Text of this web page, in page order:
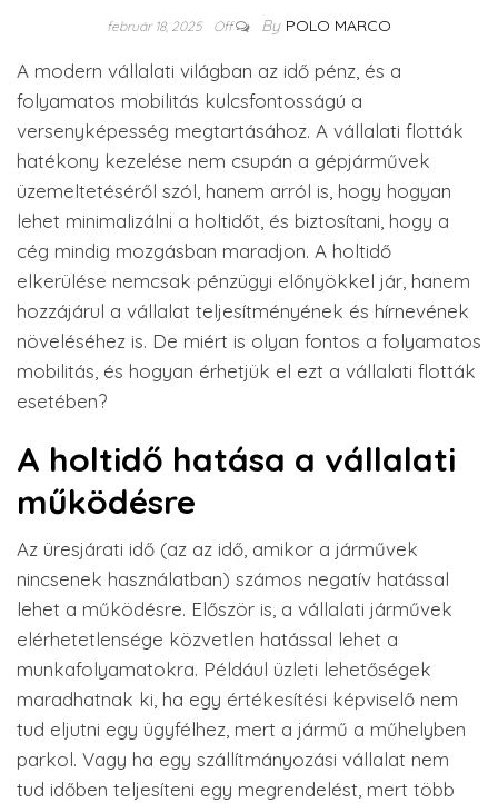
február 18, 2025 Off By POLO MARCO
A modern vállalati világban az idő pénz, és a
folyamatos mobilitás kulcsfontosságú a
versenyképesség megtartásához. A vállalati flották
hatékony kezelése nem csupán a gépjárművek
üzemeltetéséről szól, hanem arról is, hogy hogyan
lehet minimalizálni a holtidőt, és biztosítani, hogy a
cég mindig mozgásban maradjon. A holtidő
elkerülése nemcsak pénzügyi előnyökkel jár, hanem
hozzájárul a vállalat teljesítményének és hírnevének
növeléséhez is. De miért is olyan fontos a folyamatos
mobilitás, és hogyan érhetjük el ezt a vállalati flották
esetében?
A holtidő hatása a vállalati
működésre
Az üresjárati idő (az az idő, amikor a járművek
nincsenek használatban) számos negatív hatással
lehet a működésre. Először is, a vállalati járművek
elérhetetlensége közvetlen hatással lehet a
munkafolyamatokra. Például üzleti lehetőségek
maradhatnak ki, ha egy értékesítési képviselő nem
tud eljutni egy ügyfélhez, mert a jármű a műhelyben
parkol. Vagy ha egy szállítmányozási vállalat nem
tud időben teljesíteni egy megrendelést, mert több